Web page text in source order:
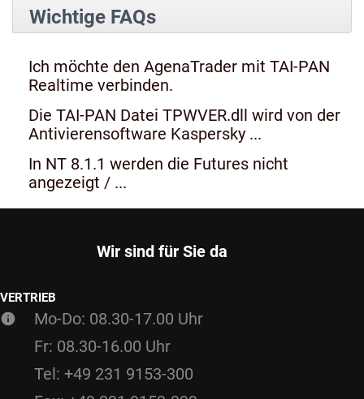
Wichtige FAQs
Ich möchte den AgenaTrader mit TAI-PAN
Realtime verbinden.
Die TAI-PAN Datei TPWVER.dll wird von der
Antivierensoftware Kaspersky ...
In NT 8.1.1 werden die Futures nicht
angezeigt / ...
Wir sind für Sie da
VERTRIEB
Mo-Do: 08.30-17.00 Uhr
Fr: 08.30-16.00 Uhr
Tel: +49 231 9153-300